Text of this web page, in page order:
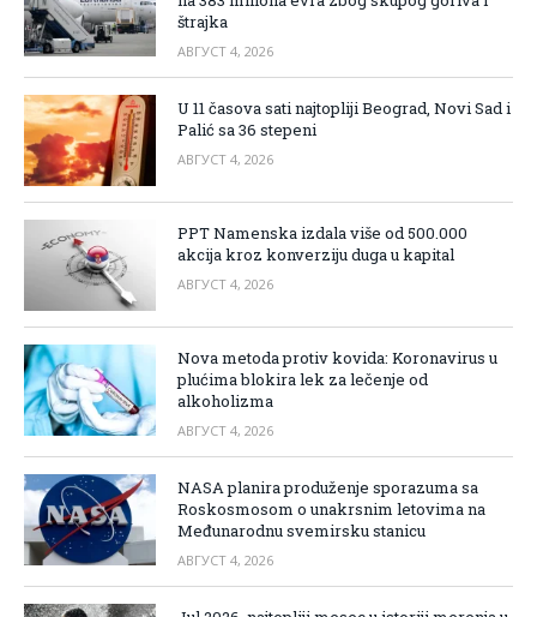
štrajka
АВГУСТ 4, 2026
U 11 časova sati najtopliji Beograd, Novi Sad i
Palić sa 36 stepeni
АВГУСТ 4, 2026
PPT Namenska izdala više od 500.000
akcija kroz konverziju duga u kapital
АВГУСТ 4, 2026
Nova metoda protiv kovida: Koronavirus u
plućima blokira lek za lečenje od
alkoholizma
АВГУСТ 4, 2026
NASA planira produženje sporazuma sa
Roskosmosom o unakrsnim letovima na
Međunarodnu svemirsku stanicu
АВГУСТ 4, 2026